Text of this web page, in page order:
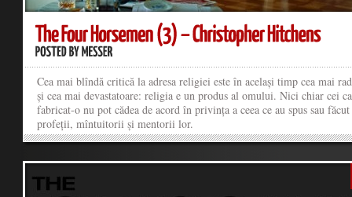
Cea mai blîndă critică la adresa religiei este în același timp cea mai
și cea mai devastatoare: religia e un produs al omului. Nici chiar cei
fabricat-o nu pot cădea de acord în privința a ceea ce au spus sau făcut
profeții, mîntuitorii și mentorii lor.